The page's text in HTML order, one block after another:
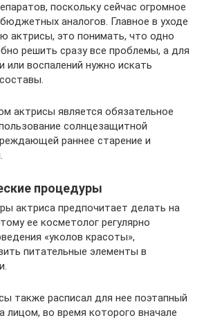
поскольку сейчас огромное
аналогов. Главное в уходе
актрисы, это понимать, что одно
решить сразу все проблемы, а для
или воспалений нужно искать
актрисы является обязательное
солнцезащитной
раннее старение и
процедуры
актриса предпочитает делать на
ее косметолог регулярно
«уколов красоты»,
питательные элементы в
также расписал для нее поэтапный
лицом, во время которого вначале